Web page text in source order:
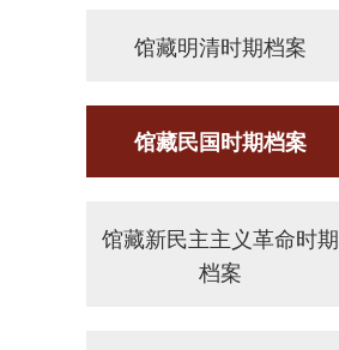
馆藏明清时期档案
馆藏民国时期档案
馆藏新民主主义革命时期
档案